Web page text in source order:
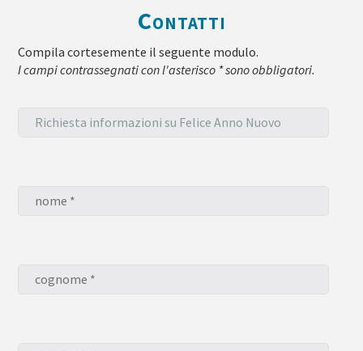
Contatti
Compila cortesemente il seguente modulo.
I campi contrassegnati con l'asterisco * sono obbligatori.